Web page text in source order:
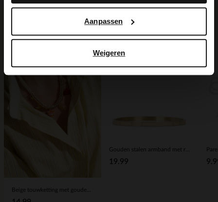
Aanpassen
Weigeren
Voor jou erbij gezocht
Beige touwketting met gouden hangers
19.99